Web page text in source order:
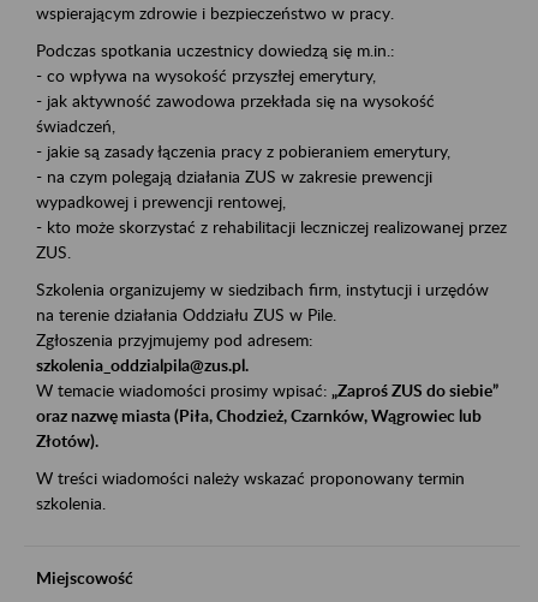
wspierającym zdrowie i bezpieczeństwo w pracy.
Podczas spotkania uczestnicy dowiedzą się m.in.:
- co wpływa na wysokość przyszłej emerytury,
- jak aktywność zawodowa przekłada się na wysokość
świadczeń,
- jakie są zasady łączenia pracy z pobieraniem emerytury,
- na czym polegają działania ZUS w zakresie prewencji
wypadkowej i prewencji rentowej,
- kto może skorzystać z rehabilitacji leczniczej realizowanej przez
ZUS.
Szkolenia organizujemy w siedzibach firm, instytucji i urzędów
na terenie działania Oddziału ZUS w Pile.
Zgłoszenia przyjmujemy pod adresem:
szkolenia_oddzialpila@zus.pl.
W temacie wiadomości prosimy wpisać: „Zaproś ZUS do siebie”
oraz nazwę miasta (Piła, Chodzież, Czarnków, Wągrowiec lub
Złotów).
W treści wiadomości należy wskazać proponowany termin
szkolenia.
Miejscowość